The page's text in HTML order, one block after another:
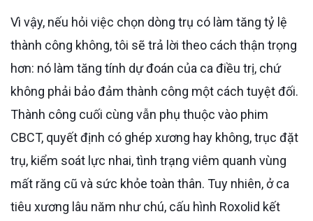
Vì vậy, nếu hỏi việc chọn dòng trụ có làm tăng tỷ lệ
thành công không, tôi sẽ trả lời theo cách thận trọng
hơn: nó làm tăng tính dự đoán của ca điều trị, chứ
không phải bảo đảm thành công một cách tuyệt đối.
Thành công cuối cùng vẫn phụ thuộc vào phim
CBCT, quyết định có ghép xương hay không, trục đặt
trụ, kiểm soát lực nhai, tình trạng viêm quanh vùng
mất răng cũ và sức khỏe toàn thân. Tuy nhiên, ở ca
tiêu xương lâu năm như chú, cấu hình Roxolid kết